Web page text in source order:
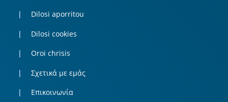
Dilosi aporritou
Dilosi cookies
Oroi chrisis
Σχετικά με εμάς
Επικοινωνία